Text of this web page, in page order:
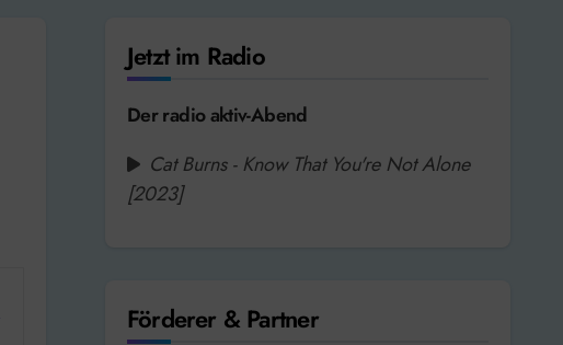
Jetzt im Radio
Der radio aktiv-Abend
Cat Burns - Know That You're Not Alone
[2023]
Förderer & Partner